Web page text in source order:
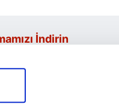
İndirin